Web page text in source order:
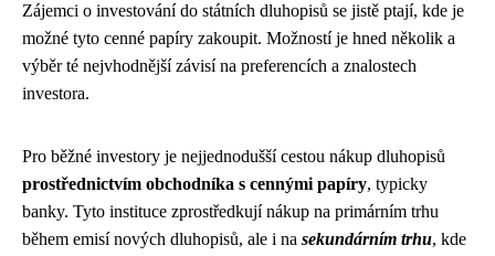
Zájemci o investování do státních dluhopisů se jistě ptají, kde je
možné tyto cenné papíry zakoupit. Možností je hned několik a
výběr té nejvhodnější závisí na preferencích a znalostech
investora.
Pro běžné investory je nejjednodušší cestou nákup dluhopisů
prostřednictvím obchodníka s cennými papíry, typicky
banky. Tyto instituce zprostředkují nákup na primárním trhu
během emisí nových dluhopisů, ale i na sekundárním trhu, kde